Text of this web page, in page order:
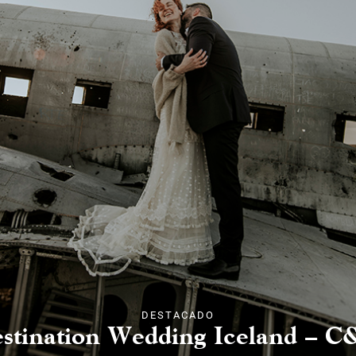
DESTACADO
Wedding Iceland –